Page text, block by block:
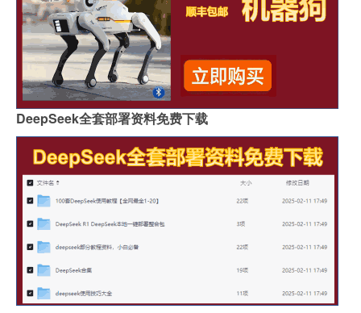
DeepSeek全套部署资料免费下载